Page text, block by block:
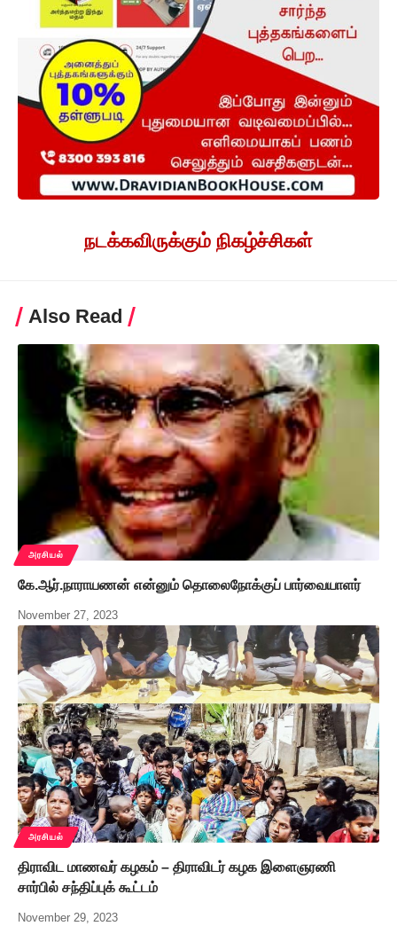
நடக்கவிருக்கும் நிகழ்ச்சிகள்
Also Read
அரசியல்
கே.ஆர்.நாராயணன் என்னும் தொலைநோக்குப் பார்வையாளர்
November 27, 2023
அரசியல்
திராவிட மாணவர் கழகம் – திராவிடர் கழக இளைஞரணி
சார்பில் சந்திப்புக் கூட்டம்
November 29, 2023